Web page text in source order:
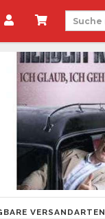
VERSANDARTEN